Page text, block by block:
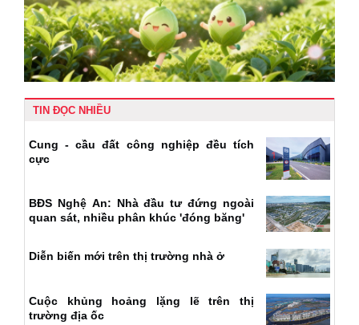
TIN ĐỌC NHIỀU
Cung - cầu đất công nghiệp đều tích
cực
BĐS Nghệ An: Nhà đầu tư đứng ngoài
quan sát, nhiều phân khúc 'đóng băng'
Diễn biến mới trên thị trường nhà ở
Cuộc khủng hoảng lặng lẽ trên thị
trường địa ốc